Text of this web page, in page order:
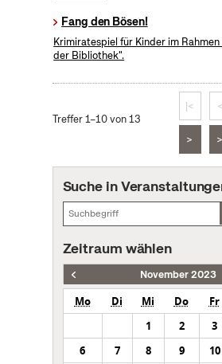
Fang den Bösen!
Krimiratespiel für Kinder im
der Bibliothek".
Treffer 1–10 von 13
|< <
>
Suche in
Zeitraum wählen
November 2023
Mo Di Mi Do Fr
1
2 3
6
7 8 9 10